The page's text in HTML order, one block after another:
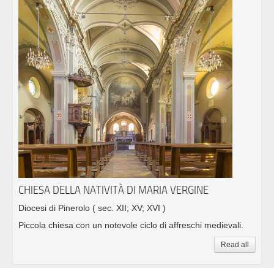
CHIESA DELLA NATIVITÀ DI MARIA VERGINE
Diocesi di Pinerolo ( sec. XII; XV; XVI )
Piccola chiesa con un notevole ciclo di affreschi medievali.
Read all